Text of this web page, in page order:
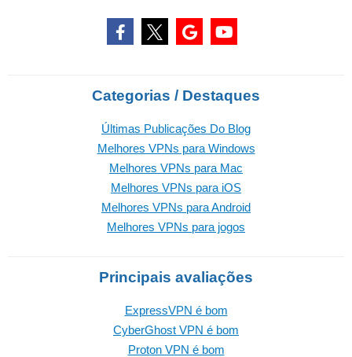
Categorias / Destaques
Últimas Publicações Do Blog
Melhores VPNs para Windows
Melhores VPNs para Mac
Melhores VPNs para iOS
Melhores VPNs para Android
Melhores VPNs para jogos
Principais avaliações
ExpressVPN é bom
CyberGhost VPN é bom
Proton VPN é bom